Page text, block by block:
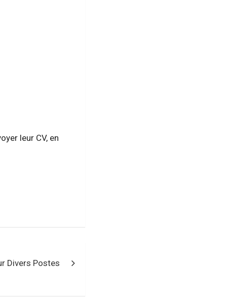
leur CV, en
Divers Postes